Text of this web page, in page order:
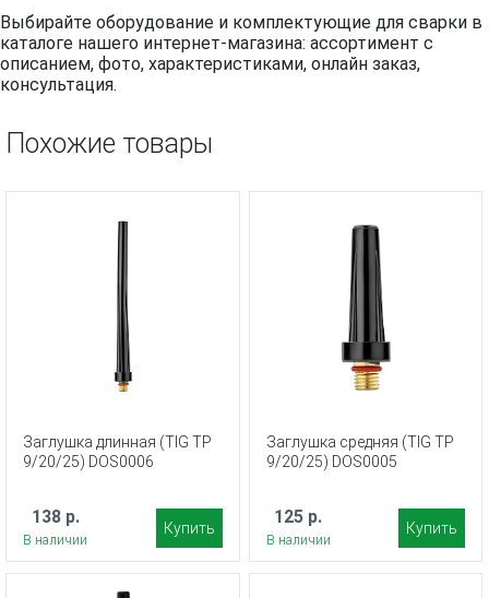
Выбирайте оборудование и комплектующие для сварки в
каталоге нашего интернет-магазина: ассортимент с
описанием, фото, характеристиками, онлайн заказ,
консультация.
Похожие товары
Заглушка длинная (TIG TP
9/20/25) DOS0006
138 р.
В наличии
Купить
Заглушка средняя (TIG TP
9/20/25) DOS0005
125 р.
В наличии
Купить